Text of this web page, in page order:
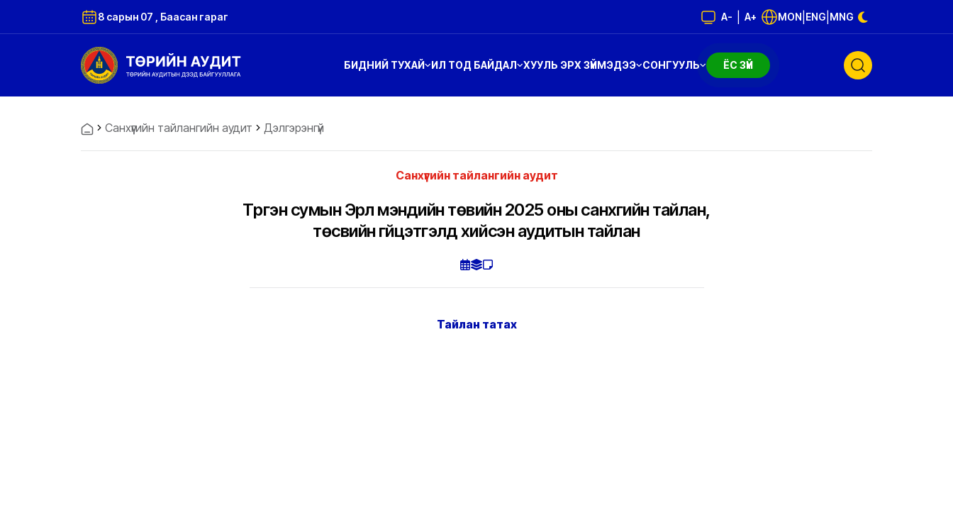
8 сарын 07 , Баасан гараг A- A+ MON ENG MNG
БИДНИЙ ТУХАЙ ИЛ ТОД БАЙДАЛ ХУУЛЬ ЭРХ ЗҮЙМЭДЭЭ СОНГУУЛЬ ЁС ЗҮЙ
Санхүүгийн тайлангийн аудит Дэлгэрэнгүй
Санхүүгийн тайлангийн аудит
Түргэн сумын Эрүүл мэндийн төвийн 2025 оны санхүүгийн тайлан,
төсвийн гүйцэтгэлд хийсэн аудитын тайлан
Тайлан татах